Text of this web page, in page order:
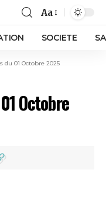
Aa
SOCIETE
du 01 Octobre 2025
Octobre